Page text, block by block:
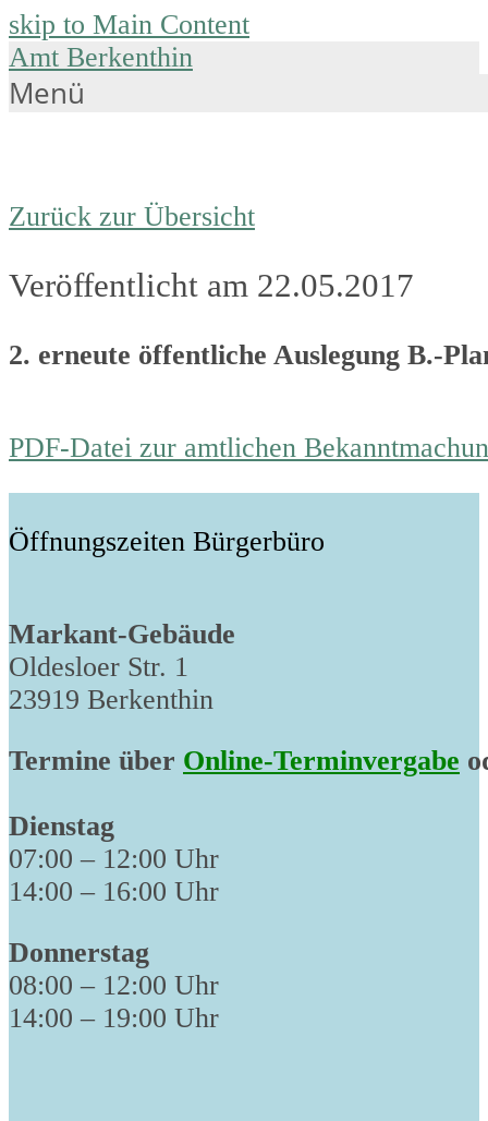
skip to Main Content
Amt Berkenthin
Menü
Zurück zur Übersicht
Veröffentlicht am 22.05.2017
2. erneute öffentliche Auslegung B.-
PDF-Datei zur amtlichen
Öffnungszeiten Bürgerbüro
Markant-Gebäude
Oldesloer Str. 1
23919 Berkenthin
Termine über Online-Terminvergabe
Dienstag
07:00 – 12:00 Uhr
14:00 – 16:00 Uhr
Donnerstag
08:00 – 12:00 Uhr
14:00 – 19:00 Uhr